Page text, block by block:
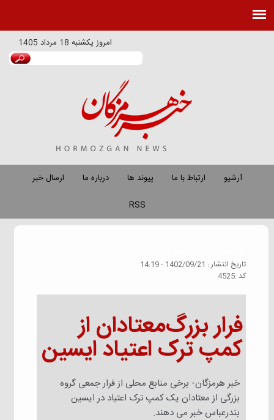
امروزيكشنبه 18 مرداد 1405
آرشیو ارتباط با ما پیوند ها درباره ما
ارسال خبر
RSS
تاريخ انتشار : 1402/09/21 - 14:19
كد :4525
فرار بزرگ‌معتادان از
کمپ ترک اعتیاد ایسین
خبر هرمزگان- برخی منابع محلی از فرار جمعی گروه
بزرگی از معتادان یک‌ کمپ ترک اعتیاد در ایسین
بندرعباس خبر می دهند.